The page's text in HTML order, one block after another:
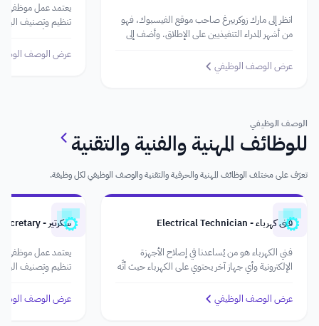
انظر إلى مارك زوكربيرغ صاحب موقع الفيسبوك، فهو
من أشهر المدراء التنفيذيين على الإطلاق. وأضف إلى
ومديرها التنفيذي كذلك. لذا، إنَّ مهمة الرئيس
التنفيذي أشبه بلعبة الشطرنج عليه القيام بعض
عرض الوصف الوظيفي
يعتمد عمل موظفي
تنظيم وتصنيف
السكرتير اللبق أنَّه
عرض الوصف
الوصف الوظيفي
للوظائف المهنية والفنية والتقنية
تعرّف على مختلف الوظائف المهنية والحرفية والتقنية والوصف الوظيفي لكل وظيفة.
فني كهرباء - Electrical Technician
فني الكهرباء هو من يُساعدنا في إصلاح الأجهزة
الإلكترونية وأي جهاز آخر يحتوي على الكهرباء حيث أنَّه
بها مثل استخدام أجهزة القياس والتشخيص
المتخصصة لتقييم أداء الأجهزة الكهربائية، والمزيد!
عرض الوصف الوظيفي
سكرتير - Secretary
يعتمد عمل موظفي
تنظيم وتصنيف
السكرتير اللبق أنَّه
عرض الوصف